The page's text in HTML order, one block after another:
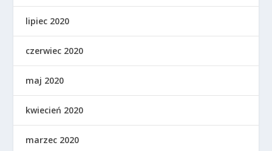
lipiec 2020
czerwiec 2020
maj 2020
kwiecień 2020
marzec 2020